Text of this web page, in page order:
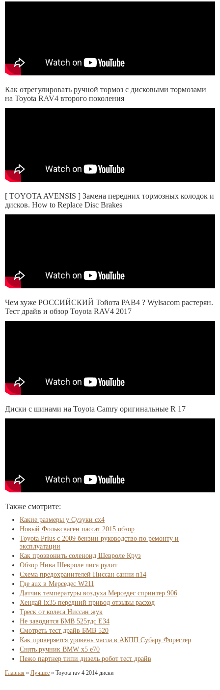
Как отрегулировать ручной тормоз с дисковыми тормозами
на Toyota RAV4 второго поколения
[ TOYOTA AVENSIS ] Замена передних тормозных колодок и
дисков. How to Replace Disc Brakes
Чем хуже РОССИЙСКИЙ Тойота РАВ4 ? Wylsacom растерян.
Тест драйв и обзор Toyota RAV4 2017
Диски с шинами на Toyota Camry оригинальные R 17
Также смотрите:
Какие размеры у Сузуки сх4
Новый Фольксваген пассат 2015 обзор
Toyota Prius с 2009 бензин руководство по ремонту и
эксплуатации
Как прозвонить соленоид Шевроле Круз
Обзор Нива Шевроле лиса рулит
Схема предохранителей Ниссан санни n14
Где aux в Мерседес W211
Датчик температуры воздуха Мерседес спринтер 906
Хендай ix35 передний привод отзывы расход
Треск от колеса Ниссан жук
Не заводится БМВ 525тдс Е34
Смотреть тест драйв БМВ 520
Как проверяется уровень масла в АКПП Субару Форестер
Снять ручник BMW x5 e70
Пежо партнер типи дизель робот тест драйв
Главная » Лучшее » Toyota rav 4 2014 диски